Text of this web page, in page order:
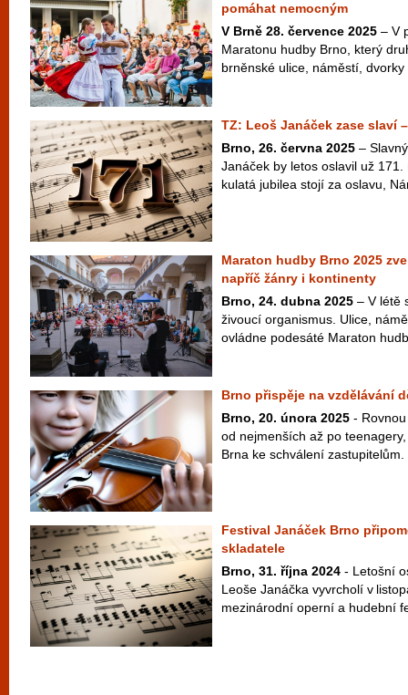
pomáhat nemocným
V Brně 28. července 2025 – V
Maratonu hudby Brno, který
brněnské ulice, náměstí,
TZ: Leoš Janáček zase slaví
Brno, 26. června 2025 –
Janáček by letos oslavil už
kulatá jubilea stojí za oslavu,
Maraton hudby Brno 2025
napříč žánry i kontinenty
Brno, 24. dubna 2025 – V létě
živoucí organismus. Ulice,
ovládne podesáté Maraton
Brno přispěje na vzdělávání
Brno, 20. února 2025 -
od nejmenších až po
Brna ke schválení
Festival Janáček Brno
skladatele
Brno, 31. října 2024 - Letošní
Leoše Janáčka vyvrcholí v
mezinárodní operní a hudební